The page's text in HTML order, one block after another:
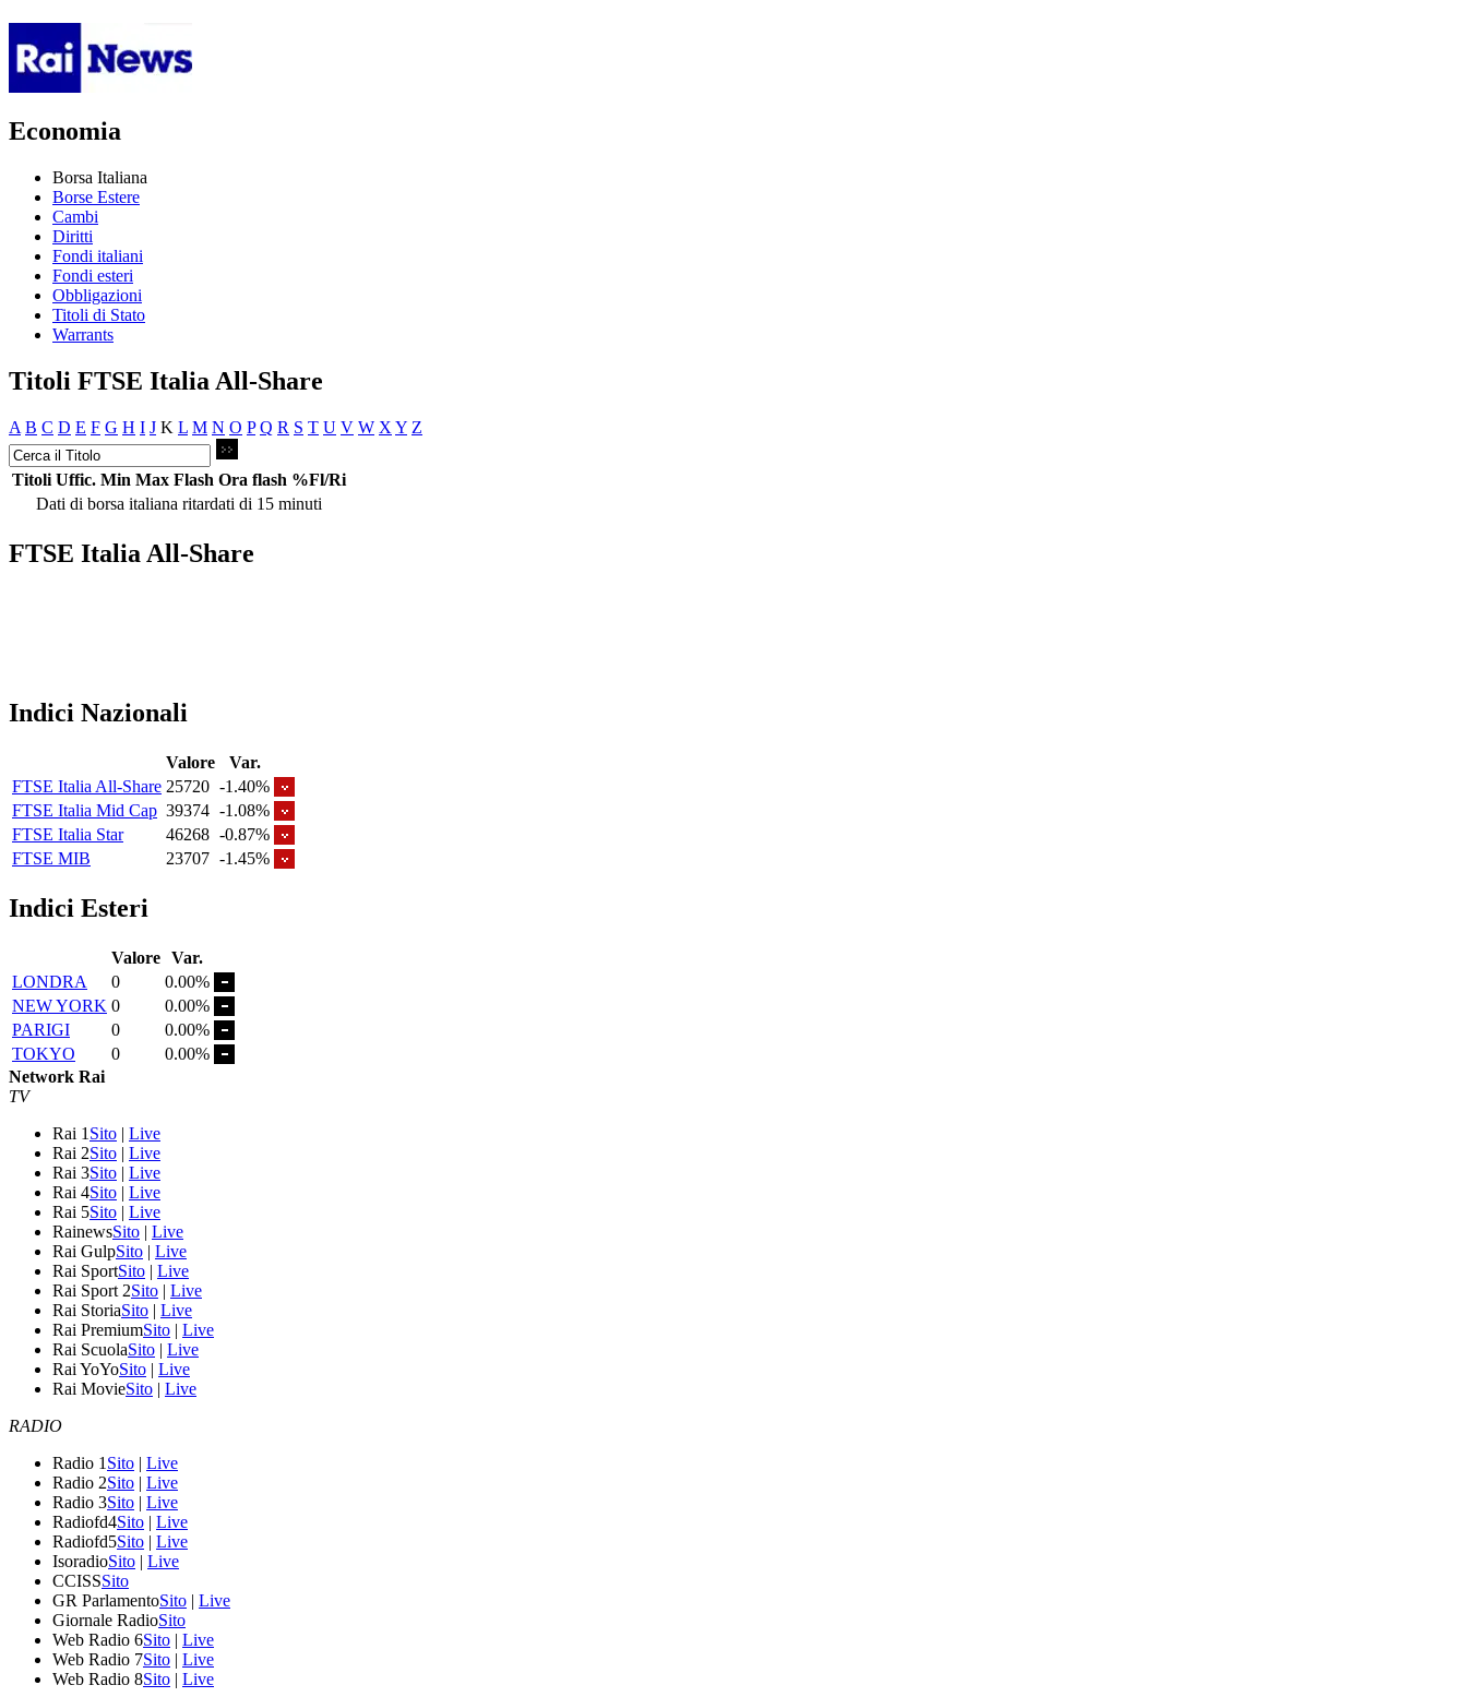
Economia
Borsa Italiana
Borse Estere
Cambi
Diritti
Fondi italiani
Fondi esteri
Obbligazioni
Titoli di Stato
Warrants
Titoli FTSE Italia All-Share
A B C D E F G H I J K L M N O P Q R S T U V W X Y Z
Titoli Uffic. Min Max Flash Ora flash %Fl/Ri
Dati di borsa italiana ritardati di 15 minuti
FTSE Italia All-Share
Indici Nazionali
Valore
Var.
FTSE Italia All-Share 25720 -1.40%
FTSE Italia Mid Cap 39374 -1.08%
FTSE Italia Star
46268 -0.87%
FTSE MIB
23707 -1.45%
Indici Esteri
Valore Var.
LONDRA
0
0.00%
NEW YORK 0
0.00%
PARIGI
0
0.00%
TOKYO
0
0.00%
Network Rai
TV
Rai 1 Sito | Live
Rai 2Sito | Live
Rai 3Sito | Live
Rai 4Sito | Live
Rai 5Sito | Live
RainewsSito | Live
Rai GulpSito | Live
Rai SportSito | Live
Rai Sport 2Sito | Live
Rai StoriaSito | Live
Rai PremiumSito | Live
Rai ScuolaSito | Live
Rai YoYoSito | Live
Rai MovieSito | Live
RADIO
Radio 1 Sito | Live
Radio 2Sito | Live
Radio 3Sito | Live
Radiofd4Sito | Live
Radiofd5Sito | Live
IsoradioSito | Live
CCISSSito
GR ParlamentoSito | Live
Giornale RadioSito
Web Radio 6Sito | Live
Web Radio 7Sito | Live
Web Radio 8Sito | Live